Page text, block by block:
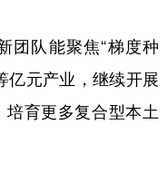
队能聚焦“梯度种
亿元产业，继续开展
育更多复合型本土